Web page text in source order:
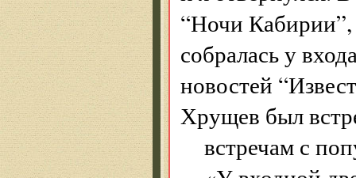
“Ночи Кабирии”,
собралась у
новостей
Хрущев был
встречам с